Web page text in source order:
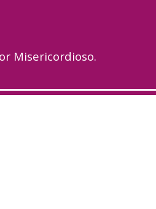
Misericordioso.